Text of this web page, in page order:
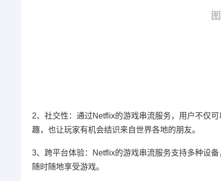
2、社交性：通过Netflix的游戏串流服务，用户不仅
趣，也让玩家有机会结识来自世界各地的朋友。
3、跨平台体验：Netflix的游戏串流服务支持多种设
随时随地享受游戏。